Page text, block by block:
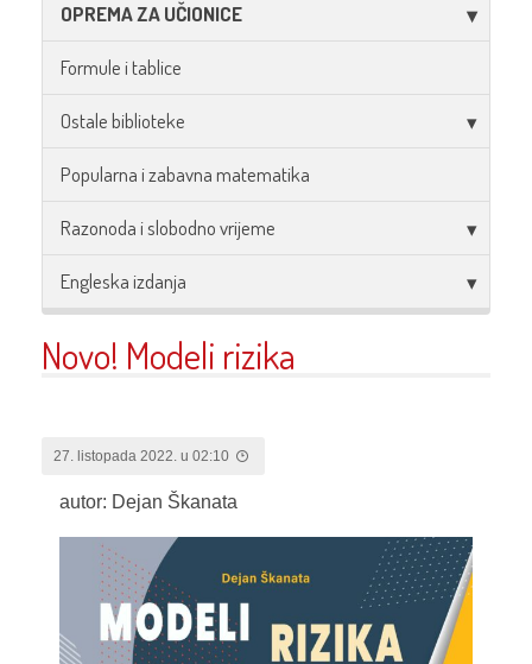
OPREMA ZA UČIONICE
Formule i tablice
Ostale biblioteke
Popularna i zabavna matematika
Razonoda i slobodno vrijeme
Engleska izdanja
Novo! Modeli rizika
27. listopada 2022. u 02:10
autor: Dejan Škanata